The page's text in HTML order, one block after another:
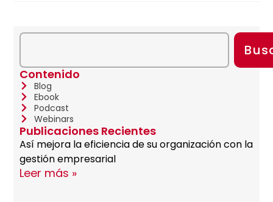
Contenido
Blog
Ebook
Podcast
Webinars
Publicaciones Recientes
Así mejora la eficiencia de su organización con la
gestión empresarial
Leer más »